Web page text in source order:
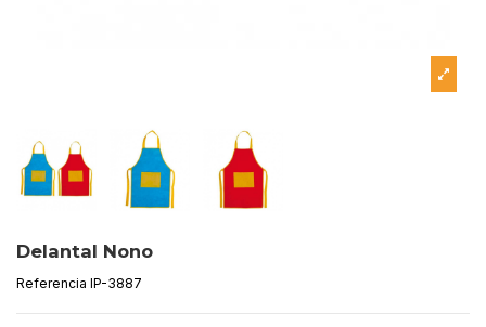
Delantal Nono
Referencia IP-3887